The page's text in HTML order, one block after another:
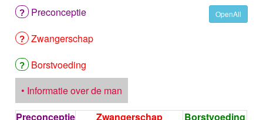
CARBONAAT
ALGINEZUUR
ALGLUCOSIDASE alfa
ALIROCUMAB
ALITRETINOINE
ALIZAPRIDE
ALLOPURINOL
ALMOTRIPTAN
ALOGLIPTINE benzoaat
OpenAll
Preconceptie
Zwangerschap
Borstvoeding
• Informatie over de man
Preconceptie
Zwangerschap
Borstvoeding